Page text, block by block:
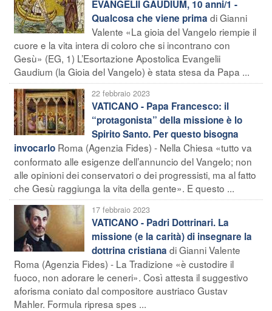
EVANGELII GAUDIUM, 10 anni/1 -
Qualcosa che viene prima di Gianni
Valente «La gioia del Vangelo riempie il
cuore e la vita intera di coloro che si incontrano con
Gesù» (EG, 1) L’Esortazione Apostolica Evangelii
Gaudium (la Gioia del Vangelo) è stata stesa da Papa ...
22 febbraio 2023
VATICANO - Papa Francesco: il
“protagonista” della missione è lo
Spirito Santo. Per questo bisogna
invocarlo Roma (Agenzia Fides) - Nella Chiesa «tutto va
conformato alle esigenze dell’annuncio del Vangelo; non
alle opinioni dei conservatori o dei progressisti, ma al fatto
che Gesù raggiunga la vita della gente». E questo ...
17 febbraio 2023
VATICANO - Padri Dottrinari. La
missione (e la carità) di insegnare la
dottrina cristiana di Gianni Valente
Roma (Agenzia Fides) - La Tradizione «è custodire il
fuoco, non adorare le ceneri». Così attesta il suggestivo
aforisma coniato dal compositore austriaco Gustav
Mahler. Formula ripresa spes ...